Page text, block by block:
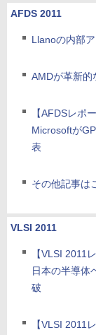
AFDS 2011
Llanoの内部
AMDが革新的
【AFDSレポー
Microsoftが
表
その他記事は
VLSI 2011
【VLSI 2011
日本の半導体
破
【VLSI 2011